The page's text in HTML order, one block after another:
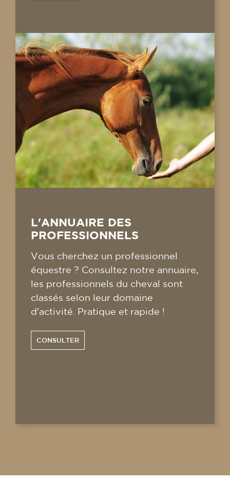
L'ANNUAIRE DES
PROFESSIONNELS
Vous cherchez un professionnel
équestre ? Consultez notre annuaire,
les professionnels du cheval sont
classés selon leur domaine
d'activité. Pratique et rapide !
CONSULTER